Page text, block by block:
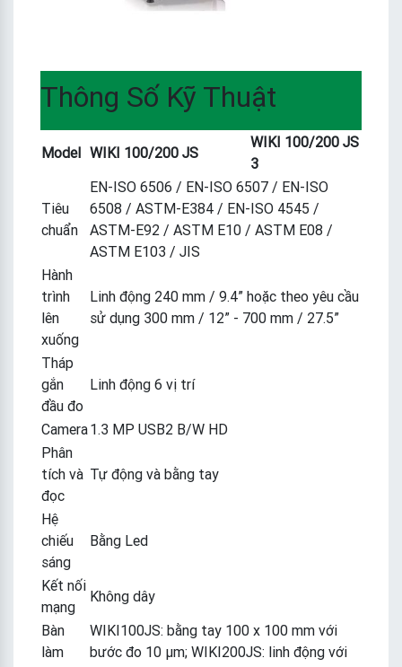
Thông Số Kỹ Thuật
Model WIKI 100/200 JS
WIKI 100/200 JS
3
Tiêu
chuẩn
EN-ISO 6506 / EN-ISO 6507 / EN-ISO
6508 / ASTM-E384 / EN-ISO 4545 /
ASTM-E92 / ASTM E10 / ASTM E08 /
ASTM E103 / JIS
Hành
trình
lên
xuống
Linh động 240 mm / 9.4” hoặc theo yêu cầu
sử dụng 300 mm / 12” - 700 mm / 27.5”
Tháp
gắn
đầu đo
Linh động 6 vị trí
Camera1.3 MP USB2 B/W HD
Phân
tích và
đọc
Tự động và bằng tay
Hệ
chiếu
sáng
Bằng Led
Kết nối
mạng
Không dây
Bàn
làm
WIKI100JS: bằng tay 100 x 100 mm với
bước đo 10 µm; WIKI200JS: linh động với